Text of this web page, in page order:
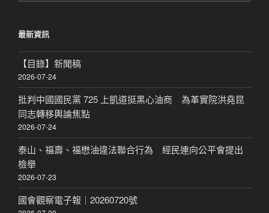
字:
最新資訊
【目錄】新聞稿
2026-07-24
批判中國國民黨 725 上凱道挺黑心油商 為革實院洪堯昆
同志轉移輿論焦點
2026-07-24
泰山、福壽、福懋油違法聯合行為 經民連向公平會提出
檢舉
2026-07-23
國會觀察電子報｜20260720號